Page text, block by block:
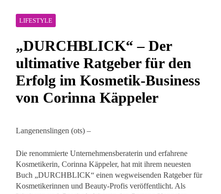
LIFESTYLE
„DURCHBLICK“ – Der
ultimative Ratgeber für den
Erfolg im Kosmetik-Business
von Corinna Käppeler
Langenenslingen (ots) –
Die renommierte Unternehmensberaterin und erfahrene
Kosmetikerin, Corinna Käppeler, hat mit ihrem neuesten
Buch „DURCHBLICK“ einen wegweisenden Ratgeber für
Kosmetikerinnen und Beauty-Profis veröffentlicht. Als